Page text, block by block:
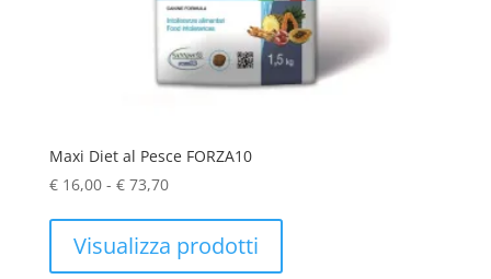
Maxi Diet al Pesce FORZA10
€16,00 - €73,70Fascia
da
Visualizza prodotti